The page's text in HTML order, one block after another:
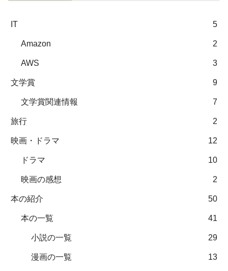
IT 5
Amazon 2
AWS 3
文学賞 9
文学賞関連情報 7
旅行 2
映画・ドラマ 12
ドラマ 10
映画の感想 2
本の紹介 50
本の一覧 41
小説の一覧 29
漫画の一覧 13